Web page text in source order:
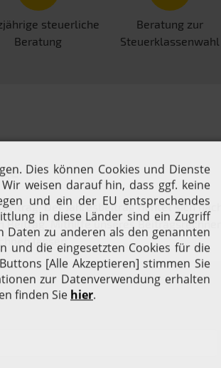
steuerliche
Beratung
Beratung zur
Steuerklassenwahl
Der Jahresbeitrag richtet sich nach
Beitrag. Mithilfe unseres Beitragsrechners
lassen.